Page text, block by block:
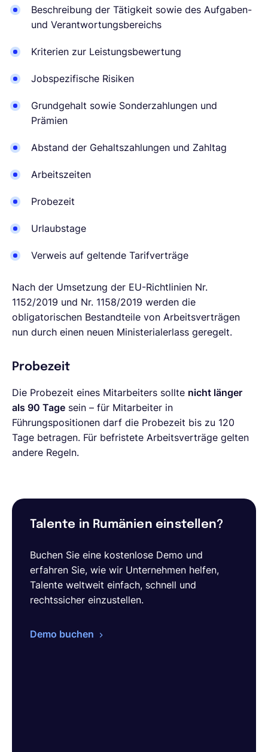
Beschreibung der Tätigkeit sowie des Aufgaben-
und Verantwortungsbereichs
Kriterien zur Leistungsbewertung
Jobspezifische Risiken
Grundgehalt sowie Sonderzahlungen und
Prämien
Abstand der Gehaltszahlungen und Zahltag
Arbeitszeiten
Probezeit
Urlaubstage
Verweis auf geltende Tarifverträge
Nach der Umsetzung der EU-Richtlinien Nr.
1152/2019 und Nr. 1158/2019 werden die
obligatorischen Bestandteile von Arbeitsverträgen
nun durch einen neuen Ministerialerlass geregelt.
Probezeit
Die Probezeit eines Mitarbeiters sollte nicht länger
als 90 Tage sein – für Mitarbeiter in
Führungspositionen darf die Probezeit bis zu 120
Tage betragen. Für befristete Arbeitsverträge gelten
andere Regeln.
Talente in Rumänien einstellen?
Buchen Sie eine kostenlose Demo und
erfahren Sie, wie wir Unternehmen helfen,
Talente weltweit einfach, schnell und
rechtssicher einzustellen.
Demo buchen